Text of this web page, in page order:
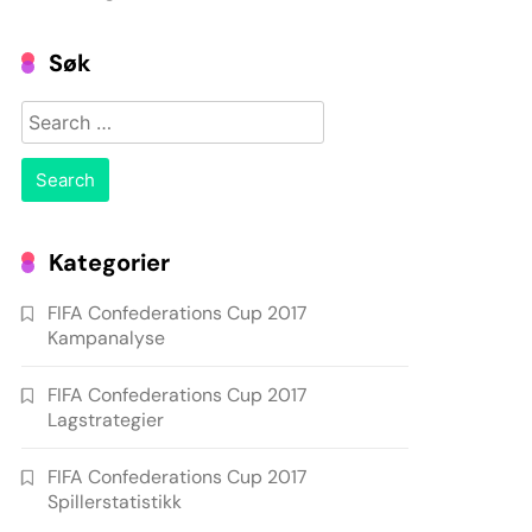
Søk
Search
for:
Kategorier
FIFA Confederations Cup 2017
Kampanalyse
FIFA Confederations Cup 2017
Lagstrategier
FIFA Confederations Cup 2017
Spillerstatistikk